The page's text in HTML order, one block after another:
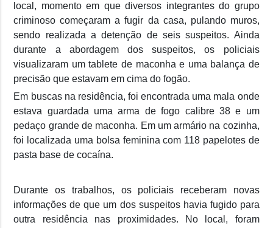
local, momento em que diversos integrantes do grupo
criminoso começaram a fugir da casa, pulando muros,
sendo realizada a detenção de seis suspeitos. Ainda
durante a abordagem dos suspeitos, os policiais
visualizaram um tablete de maconha e uma balança de
precisão que estavam em cima do fogão.
Em buscas na residência, foi encontrada uma mala onde
estava guardada uma arma de fogo calibre 38 e um
pedaço grande de maconha. Em um armário na cozinha,
foi localizada uma bolsa feminina com 118 papelotes de
pasta base de cocaína.
Durante os trabalhos, os policiais receberam novas
informações de que um dos suspeitos havia fugido para
outra residência nas proximidades. No local, foram